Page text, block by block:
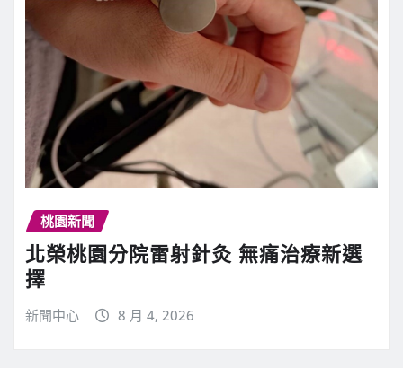
桃園新聞
北榮桃園分院雷射針灸 無痛治療新選
擇
新聞中心 8 月 4, 2026